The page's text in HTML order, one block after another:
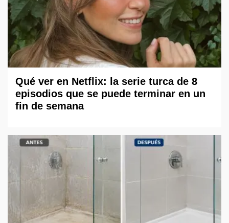
Qué ver en Netflix: la serie turca de 8
episodios que se puede terminar en un
fin de semana